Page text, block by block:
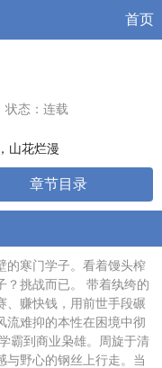
首页
状态：连载
山花烂漫
章节目录
的寒门学子。看着馒头榨
挑战而已。 带着纨绔的
、赚快钱，用前世手段碾
流难抑的本性在困境中彻
霸到商业枭雄。周旋于清
与野心的钢丝上行走。当